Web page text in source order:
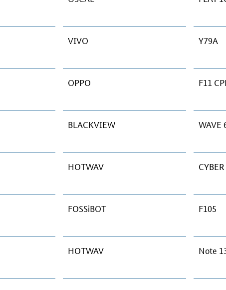
VIVO Y79A
OPPO F11
BLACKVIEW WAVE
HOTWAV
FOSSiBOT F105
HOTWAV Note